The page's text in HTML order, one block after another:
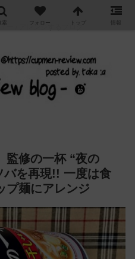
ー / アレンジするブログ
監修の一杯 “夜の
バを再現!! 一度は食
プ麺にアレンジ
索 フォロー トップ 情報